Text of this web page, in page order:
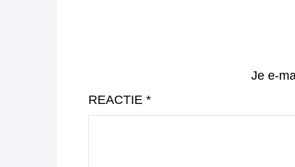
Je e-
REACTIE *